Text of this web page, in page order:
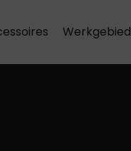
Werkgebied